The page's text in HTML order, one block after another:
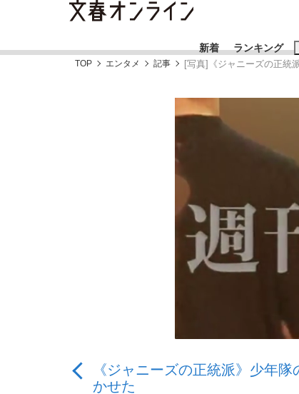
新着 ランキング
「90%は失敗する。でも…」本田圭佑
おすすめ
TOP エンタメ 記事 [写真]《ジャニーズの正統
《ジャニーズの正統派》少年
かせた